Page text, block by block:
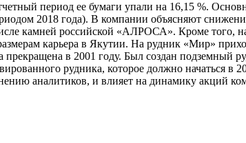
период ее бумаги упали на 16,15 %.
2018 года). В компании объясняют
камней российской «АЛРОСА». Кроме того,
карьера в Якутии. На рудник «Мир»
в 2001 году. Был создан подземный
рудника, которое должно начаться в
аналитиков, и влияет на динамику акций